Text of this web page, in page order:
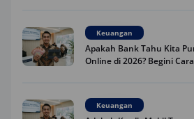
Keuangan
Apakah Bank Tahu Kita
Online di 2026? Begini
Keuangan